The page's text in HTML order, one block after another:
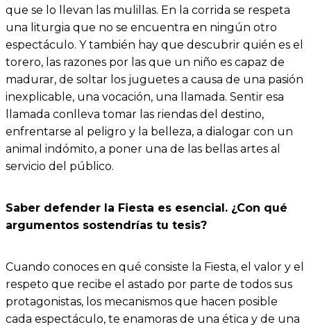
que se lo llevan las mulillas. En la corrida se respeta
una liturgia que no se encuentra en ningún otro
espectáculo. Y también hay que descubrir quién es el
torero, las razones por las que un niño es capaz de
madurar, de soltar los juguetes a causa de una pasión
inexplicable, una vocación, una llamada. Sentir esa
llamada conlleva tomar las riendas del destino,
enfrentarse al peligro y la belleza, a dialogar con un
animal indómito, a poner una de las bellas artes al
servicio del público.
Saber defender la Fiesta es esencial. ¿Con qué
argumentos sostendrías tu tesis?
Cuando conoces en qué consiste la Fiesta, el valor y el
respeto que recibe el astado por parte de todos sus
protagonistas, los mecanismos que hacen posible
cada espectáculo, te enamoras de una ética y de una